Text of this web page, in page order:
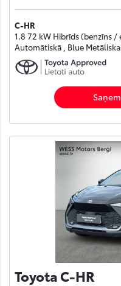
C-HR
1.8 72 kW Hibrīds (benzīns /
Automātiskā , Blue Metāliska
Toyota C-HR